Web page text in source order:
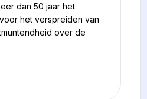
dan 50 jaar het
het verspreiden van
over de